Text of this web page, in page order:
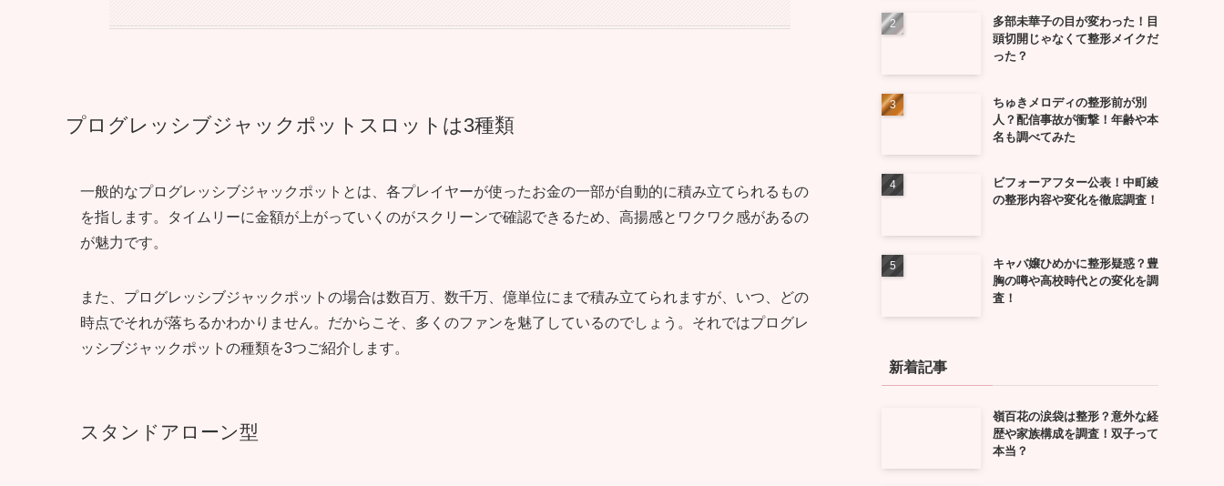
プログレッシブジャックポットスロットは3種類
一般的なプログレッシブジャックポットとは、各プレイヤーが使ったお金の一部が自動的に積み立てられるもの
を指します。タイムリーに金額が上がっていくのがスクリーンで確認できるため、高揚感とワクワク感があるの
が魅力です。
また、プログレッシブジャックポットの場合は数百万、数千万、億単位にまで積み立てられますが、いつ、どの
時点でそれが落ちるかわかりません。だからこそ、多くのファンを魅了しているのでしょう。それではプログレ
ッシブジャックポットの種類を3つご紹介します。
スタンドアローン型
多部未華子の目が変わった！目
頭切開じゃなくて整形メイクだ
った？
ちゅきメロディの整形前が別
人？配信事故が衝撃！年齢や本
名も調べてみた
ビフォーアフター公表！中町綾
の整形内容や変化を徹底調査！
キャバ嬢ひめかに整形疑惑？豊
胸の噂や高校時代との変化を調
査！
新着記事
嶺百花の涙袋は整形？意外な経
歴や家族構成を調査！双子って
本当？